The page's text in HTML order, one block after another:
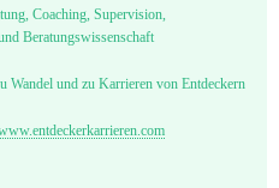
Coaching, Supervision,
Beratungswissenschaft
Wandel und zu Karrieren von Entdeckern